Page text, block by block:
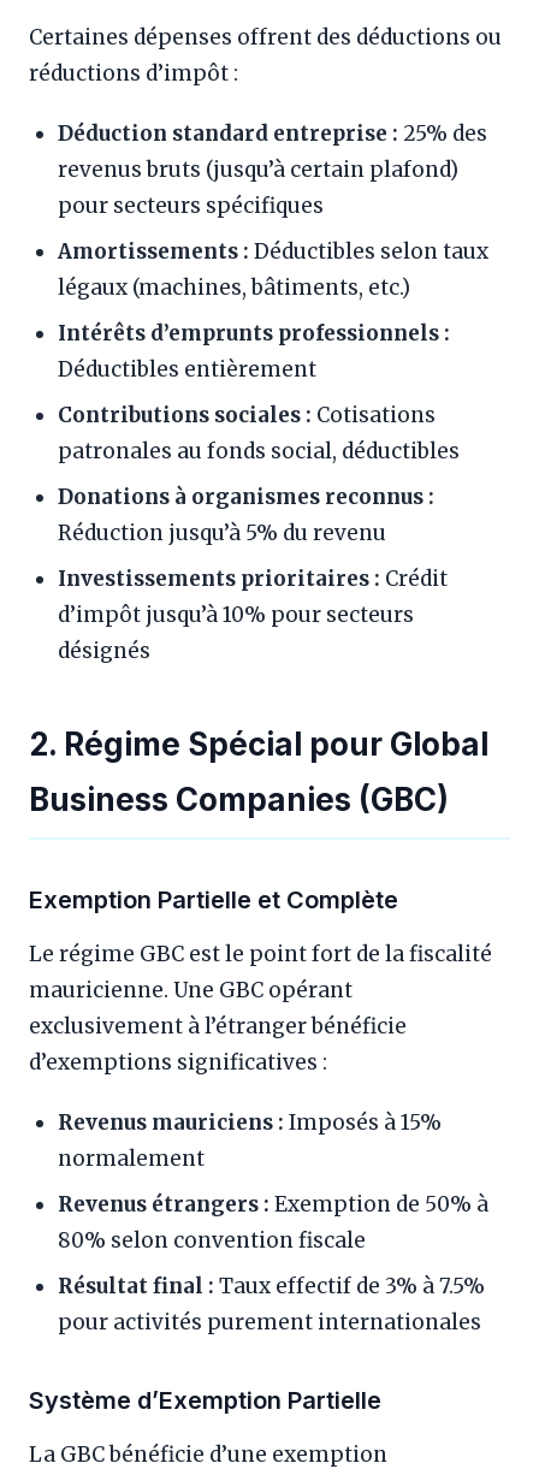
Certaines dépenses offrent des déductions ou
réductions d’impôt :
Déduction standard entreprise : 25% des
revenus bruts (jusqu’à certain plafond)
pour secteurs spécifiques
Amortissements : Déductibles selon taux
légaux (machines, bâtiments, etc.)
Intérêts d’emprunts professionnels :
Déductibles entièrement
Contributions sociales : Cotisations
patronales au fonds social, déductibles
Donations à organismes reconnus :
Réduction jusqu’à 5% du revenu
Investissements prioritaires : Crédit
d’impôt jusqu’à 10% pour secteurs
désignés
2. Régime Spécial pour Global
Business Companies (GBC)
Exemption Partielle et Complète
Le régime GBC est le point fort de la fiscalité
mauricienne. Une GBC opérant
exclusivement à l’étranger bénéficie
d’exemptions significatives :
Revenus mauriciens : Imposés à 15%
normalement
Revenus étrangers : Exemption de 50% à
80% selon convention fiscale
Résultat final : Taux effectif de 3% à 7.5%
pour activités purement internationales
Système d’Exemption Partielle
La GBC bénéficie d’une exemption